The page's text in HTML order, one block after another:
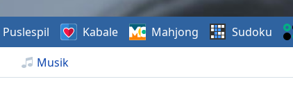
Musik
Puslespil Kabale Mahjong Sudoku